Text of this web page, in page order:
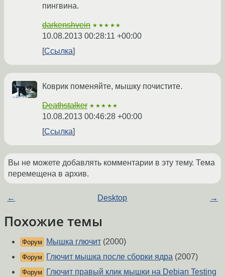
пингвина.
darkenshvein ★★★★★
10.08.2013 00:28:11 +00:00
Ссылка
Коврик поменяйте, мышку почистите.
Deathstalker ★★★★★
10.08.2013 00:46:28 +00:00
Ссылка
Вы не можете добавлять комментарии в эту тему. Тема
перемещена в архив.
← Desktop →
Похожие темы
Форум Мышка глючит (2000)
Форум Глючит мышка после сборки ядра (2007)
Форум
Глючит правый клик мышки на Debian Testing